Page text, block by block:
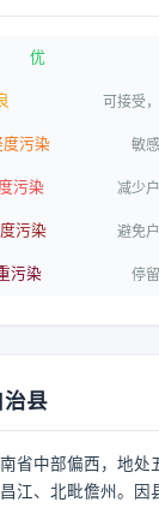
优
可接受
度污染 敏
污染 减少
污染 避免
污染 停
治县
省中部偏西，地处
江、北毗儋州。因